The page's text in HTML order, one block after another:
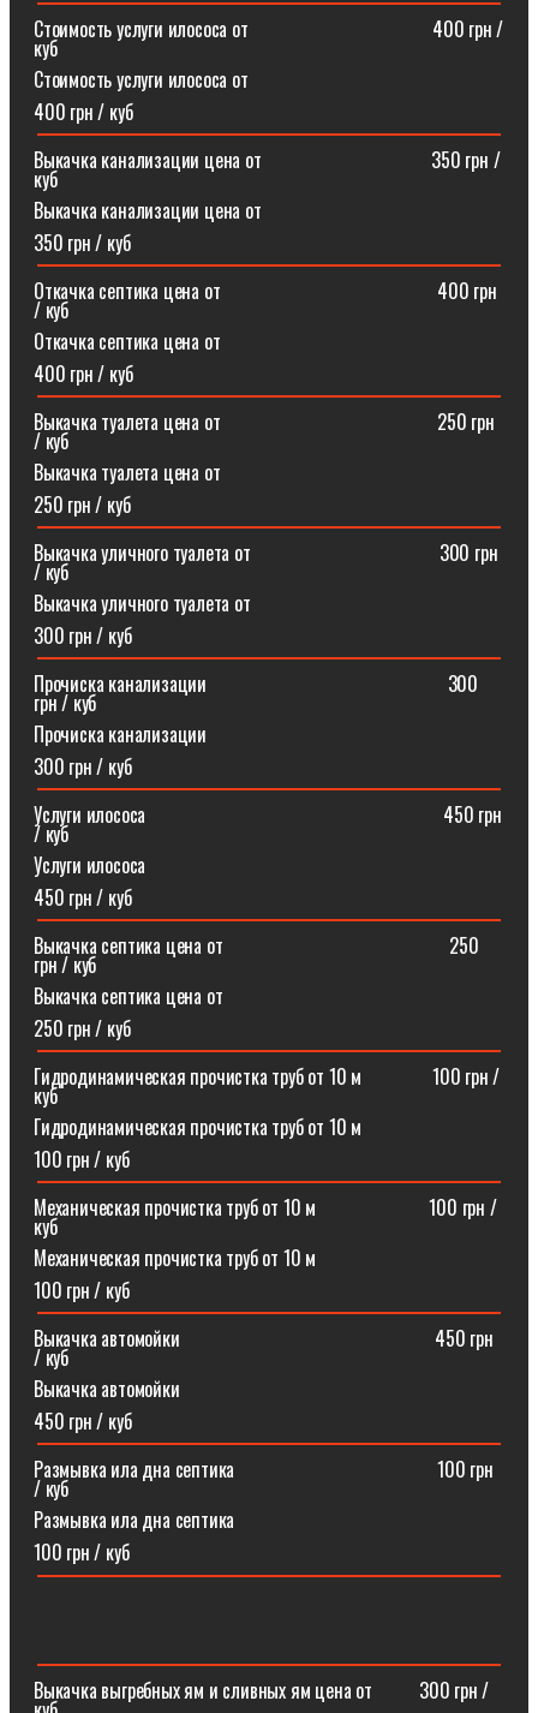
Стоимость услуги илососа от⠀⠀⠀⠀⠀⠀⠀⠀⠀⠀⠀⠀⠀400 грн /
куб
Стоимость услуги илососа от
400 грн / куб
Выкачка канализации цена от⠀⠀⠀⠀⠀⠀⠀⠀⠀⠀⠀⠀350 грн /
куб
Выкачка канализации цена от
350 грн / куб
Откачка септика цена от ⠀⠀⠀⠀⠀⠀⠀⠀⠀⠀⠀⠀⠀⠀⠀400 грн
/ куб
Откачка септика цена от
400 грн / куб
Выкачка туалета цена от ⠀⠀⠀⠀⠀⠀⠀⠀⠀⠀⠀⠀⠀⠀⠀250 грн
/ куб
Выкачка туалета цена от
250 грн / куб
Выкачка уличного туалета от ⠀⠀⠀⠀⠀⠀⠀⠀⠀⠀⠀⠀⠀300 грн
/ куб
Выкачка уличного туалета от
300 грн / куб
Прочиска канализации⠀⠀⠀⠀⠀⠀⠀⠀⠀⠀⠀⠀⠀⠀⠀⠀⠀300
грн / куб
Прочиска канализации
300 грн / куб
Услуги илососа⠀⠀⠀⠀⠀⠀⠀⠀⠀⠀⠀⠀⠀⠀⠀⠀⠀⠀⠀⠀⠀450 грн
/ куб
Услуги илососа
450 грн / куб
Выкачка септика цена от⠀⠀⠀⠀⠀⠀⠀⠀⠀⠀⠀⠀⠀⠀⠀⠀250
грн / куб
Выкачка септика цена от
250 грн / куб
Гидродинамическая прочистка труб от 10 м⠀⠀⠀⠀⠀100 грн /
куб
Гидродинамическая прочистка труб от 10 м
100 грн / куб
Механическая прочистка труб от 10 м⠀⠀⠀⠀⠀⠀⠀⠀100 грн /
куб
Механическая прочистка труб от 10 м
100 грн / куб
Выкачка автомойки⠀⠀⠀⠀⠀⠀⠀⠀⠀⠀⠀⠀⠀⠀⠀⠀⠀⠀450 грн
/ куб
Выкачка автомойки
450 грн / куб
Размывка ила дна септика ⠀⠀⠀⠀⠀⠀⠀⠀⠀⠀⠀⠀⠀⠀100 грн
/ куб
Размывка ила дна септика
100 грн / куб
Выкачка выгребных ям и сливных ям цена от ⠀⠀⠀300 грн /